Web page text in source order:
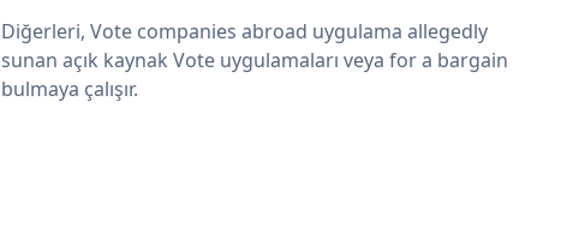
Diğerleri, Vote companies abroad uygulama allegedly
sunan açık kaynak Vote uygulamaları veya for a bargain
bulmaya çalışır.